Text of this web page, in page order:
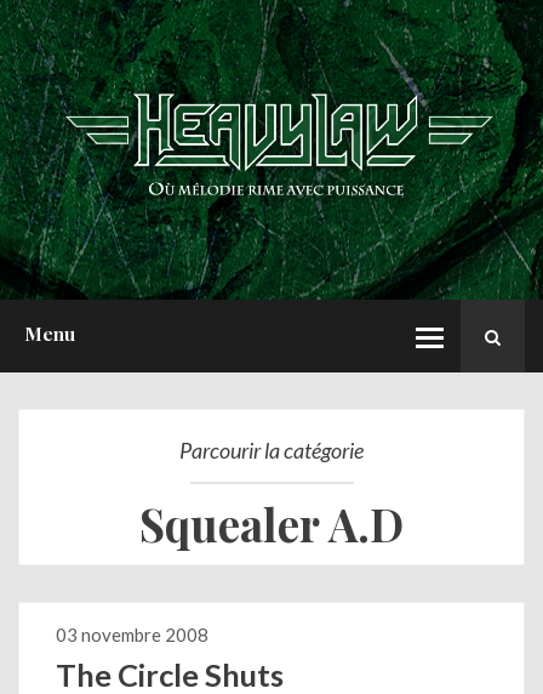
Menu
ACCUEIL
NEWS
CHRONIQUES
INTERVIEWS
REPORTS
A PROPOS
Parcourir la catégorie
Squealer A.D
03 novembre 2008
The Circle Shuts